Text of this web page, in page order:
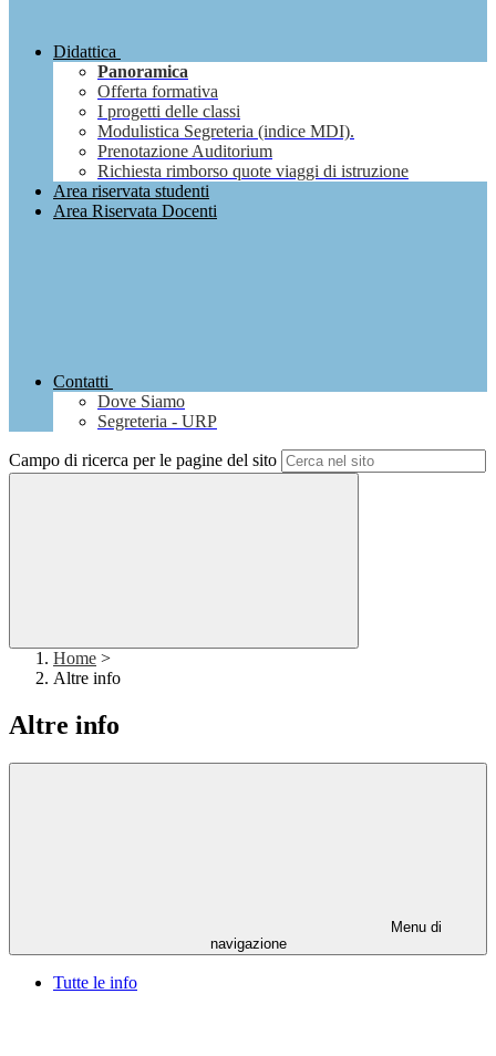
Didattica
Panoramica
Offerta formativa
I progetti delle classi
Modulistica Segreteria (indice MDI).
Prenotazione Auditorium
Richiesta rimborso quote viaggi di istruzione
Area riservata studenti
Area Riservata Docenti
Contatti
Dove Siamo
Segreteria - URP
Campo di ricerca per le pagine del sito
Home >
Altre info
Altre info
Menu di
navigazione
Tutte le info